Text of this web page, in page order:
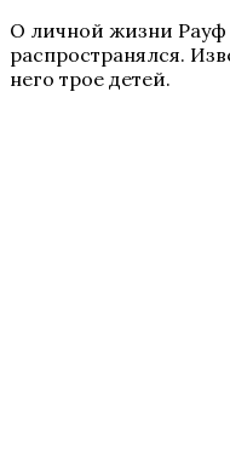
О личной жизни Рауф
распространялся.
него трое детей.